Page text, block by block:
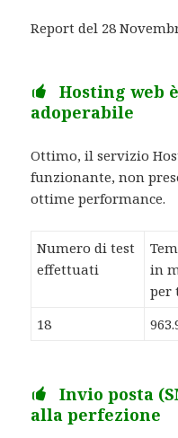
Report del 28
Hosting web
adoperabile
Ottimo, il servizio
funzionante, non
ottime performance.
Numero di test
effettuati
in
per
18
Invio posta
alla perfezione